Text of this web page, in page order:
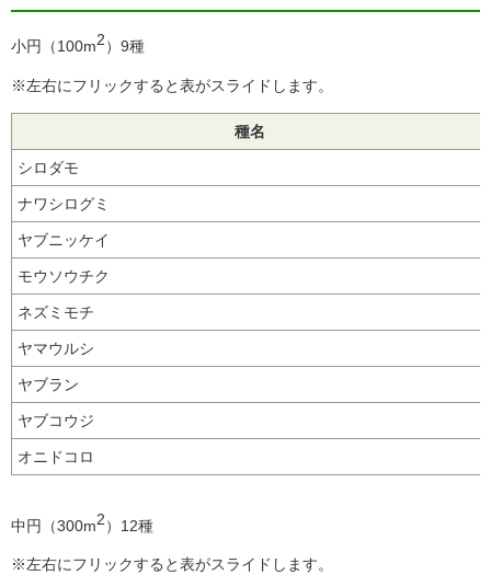
小円（100m2）9種
※左右にフリックすると表がスライドします。
種名
シロダモ
ナワシログミ
ヤブニッケイ
モウソウチク
ネズミモチ
ヤマウルシ
ヤブラン
ヤブコウジ
オニドコロ
中円（300m2）12種
※左右にフリックすると表がスライドします。